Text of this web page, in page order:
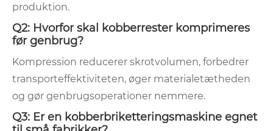
produktion.
Q2: Hvorfor skal kobberrester komprimeres
før genbrug?
Kompression reducerer skrotvolumen, forbedrer
transporteffektiviteten, øger materialetætheden
og gør genbrugsoperationer nemmere.
Q3: Er en kobberbriketteringsmaskine egnet